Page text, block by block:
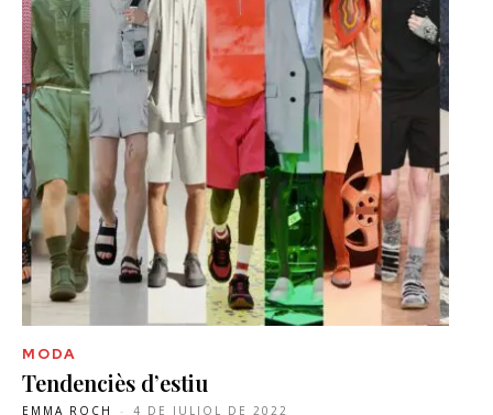
MODA
Tendenciès d’estiu
EMMA ROCH - 4 DE JULIOL DE 2022